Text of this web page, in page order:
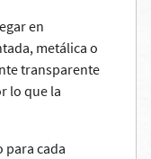
en
metálica o
transparente
lo que la
para cada